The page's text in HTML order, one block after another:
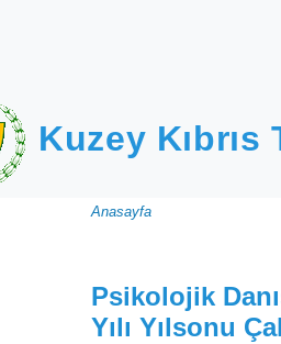
Kuzey
Sayfa
yolu
Anasayfa
Psikolojik
Yılı Yılsonu